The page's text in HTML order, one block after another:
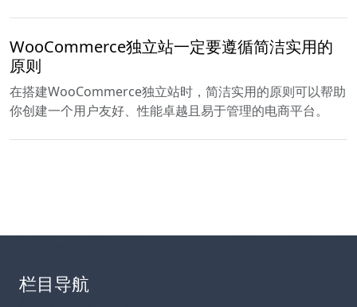
WooCommerce独立站一定要遵循简洁实用的
原则
在搭建WooCommerce独立站时，简洁实用的原则可以帮助
你创建一个用户友好、性能卓越且易于管理的电商平台。
栏目导航